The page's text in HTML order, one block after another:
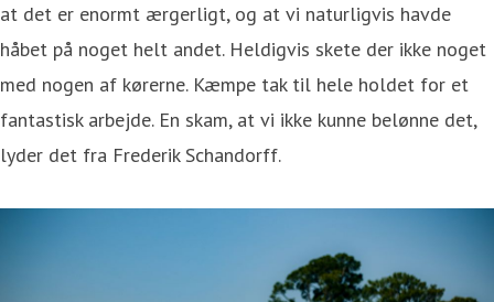
at det er enormt ærgerligt, og at vi naturligvis havde
håbet på noget helt andet. Heldigvis skete der ikke noget
med nogen af kørerne. Kæmpe tak til hele holdet for et
fantastisk arbejde. En skam, at vi ikke kunne belønne det,
lyder det fra Frederik Schandorff.